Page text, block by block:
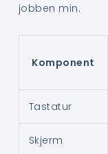
jobben min.
Komponent
Tastatur
Skjerm